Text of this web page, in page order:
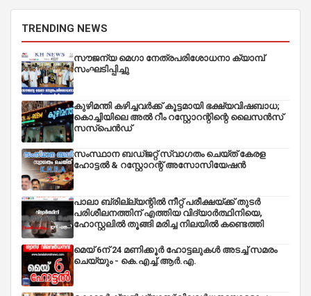
TRENDING NEWS
സൗജന്യ മെഗാ നേത്രപരിശോധനാ ക്യാമ്പ്
സംഘടിപ്പിച്ചു
കുഴിമന്തി കഴിച്ചവർക്ക് കൂട്ടമായി ഭക്ഷ്യവിഷബാധ;
കൊച്ചിയിലെ അൽ റീം റസ്റ്റോറന്റിന്റെ ലൈസൻസ്
സസ്പെൻഡ്
സംസ്ഥാന ബഡ്‌ജറ്റ് സ്വാഗതം ചെയ്ത് കേരള
ഹോട്ടൽ & റസ്റ്റോറന്റ് അസോസിയേഷൻ
പാലാ ബ്രില്ല്യന്റിൽ നീറ്റ് പരീക്ഷയ്ക്ക് തുടർ
പരിശീലനത്തിന് എത്തിയ വിദ്യാർത്ഥിനിയെ,
ഹോസ്റ്റലിൽ തൂങ്ങി മരിച്ച നിലയിൽ കണ്ടെത്തി
മെയ് 6ന് 24 മണിക്കൂർ ഹോട്ടലുകൾ അടച്ച് സമരം
ചെയ്യും - കെ.എച്ച്.ആർ.എ.